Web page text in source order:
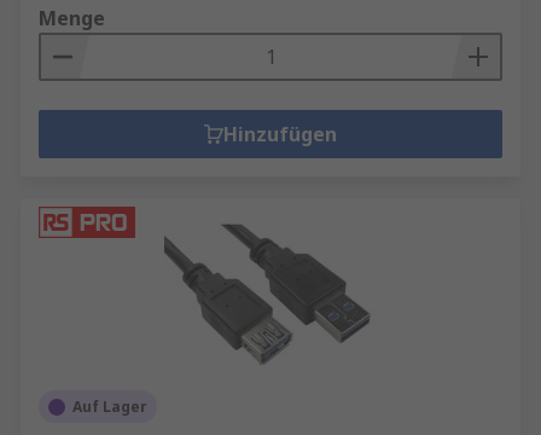
Menge
Hinzufügen
Auf Lager